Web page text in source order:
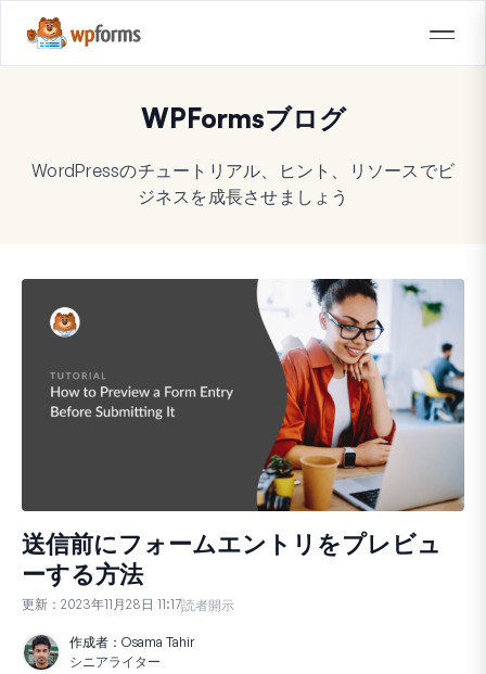
WPFormsブログ
WordPressのチュートリアル、ヒント、リソースでビ
ジネスを成長させましょう
送信前にフォームエントリをプレビュ
ーする方法
更新： 2023年11月28日 11:17読者開示
作成者： Osama Tahir
シニアライター